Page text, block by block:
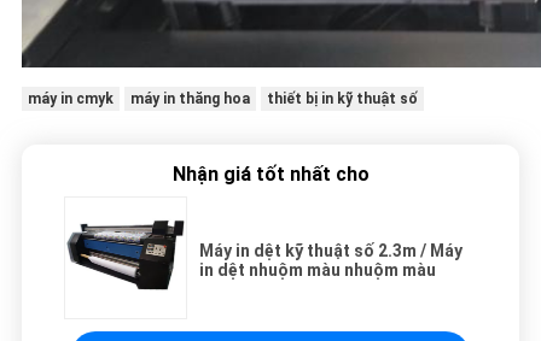
máy in cmyk máy in thăng hoa thiết bị in kỹ thuật số
Nhận giá tốt nhất cho
Máy in dệt kỹ thuật số 2.3m / Máy
in dệt nhuộm màu nhuộm màu